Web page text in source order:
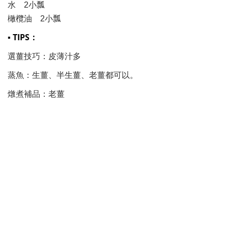
水 2小瓢
橄欖油 2小瓢
▪ TIPS ：
選薑技巧：皮薄汁多
蒸魚：生薑、半生薑、老薑都可以。
燉煮補品：老薑